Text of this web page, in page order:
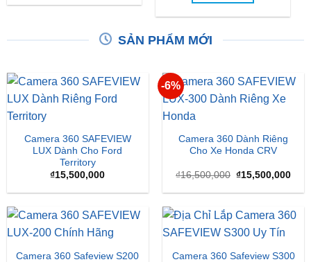
SẢN PHẨM MỚI
Camera 360 SAFEVIEW
LUX Dành Cho Ford
Territory
₫15,500,000
-6%
Camera 360 Dành Riêng
Cho Xe Honda CRV
₫16,500,000 Giá
là:
₫15,500,000Giá
tại
Camera 360 Safeview S200
Camera 360 Safeview S300